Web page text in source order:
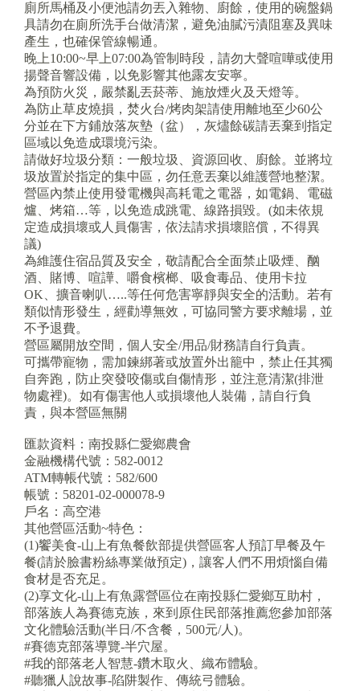
廁所馬桶及小便池請勿丟入雜物、廚餘，使用的碗盤鍋
具請勿在廁所洗手台做清潔，避免油膩污漬阻塞及異味
產生，也確保管線暢通。
晚上10:00~早上07:00為管制時段，請勿大聲喧嘩或使用
揚聲音響設備，以免影響其他露友安寧。
為預防火災，嚴禁亂丟菸蒂、施放煙火及天燈等。
為防止草皮燒損，焚火台/烤肉架請使用離地至少60公
分並在下方鋪放落灰墊（盆），灰燼餘碳請丟棄到指定
區域以免造成環境污染。
請做好垃圾分類：一般垃圾、資源回收、廚餘。並將垃
圾放置於指定的集中區，勿任意丟棄以維護營地整潔。
營區內禁止使用發電機與高耗電之電器，如電鍋、電磁
爐、烤箱…等，以免造成跳電、線路損毀。(如未依規
定造成損壞或人員傷害，依法請求損壞賠償，不得異
議)
為維護住宿品質及安全，敬請配合全面禁止吸煙、酗
酒、賭博、喧譁、嚼食檳榔、吸食毒品、使用卡拉
OK、擴音喇叭…..等任何危害寧靜與安全的活動。若有
類似情形發生，經勸導無效，可協同警方要求離場，並
不予退費。
營區屬開放空間，個人安全/用品/財務請自行負責。
可攜帶寵物，需加鍊綁著或放置外出籠中，禁止任其獨
自奔跑，防止突發咬傷或自傷情形，並注意清潔(排泄
物處裡)。如有傷害他人或損壞他人裝備，請自行負
責，與本營區無關
匯款資料：南投縣仁愛鄉農會
金融機構代號：582-0012
ATM轉帳代號：582/600
帳號：58201-02-000078-9
戶名：高空港
其他營區活動~特色：
(1)饗美食-山上有魚餐飲部提供營區客人預訂早餐及午
餐(請於臉書粉絲專業做預定)，讓客人們不用煩惱自備
食材是否充足。
(2)享文化-山上有魚露營區位在南投縣仁愛鄉互助村，
部落族人為賽德克族，來到原住民部落推薦您參加部落
文化體驗活動(半日/不含餐，500元/人)。
#賽德克部落導覽-半穴屋。
#我的部落老人智慧-鑽木取火、織布體驗。
#聽獵人說故事-陷阱製作、傳統弓體驗。